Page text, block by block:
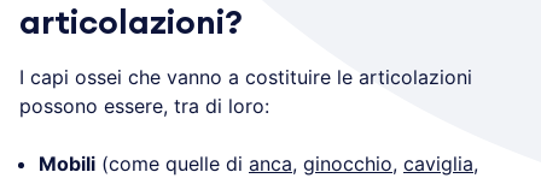
articolazioni?
I capi ossei che vanno a costituire le articolazioni
possono essere, tra di loro:
Mobili (come quelle di anca, ginocchio, caviglia,